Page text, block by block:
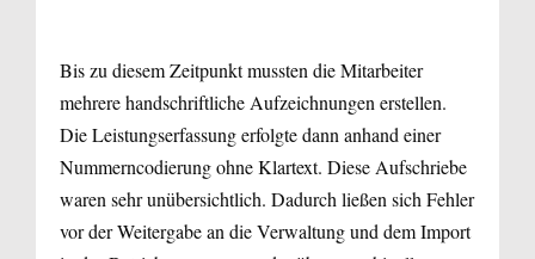
Bis zu diesem Zeitpunkt mussten die Mitarbeiter
mehrere handschriftliche Aufzeichnungen erstellen.
Die Leistungserfassung erfolgte dann anhand einer
Nummerncodierung ohne Klartext. Diese Aufschriebe
waren sehr unübersichtlich. Dadurch ließen sich Fehler
vor der Weitergabe an die Verwaltung und dem Import